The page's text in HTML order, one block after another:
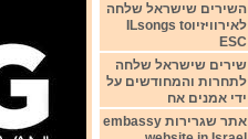
השירים שישראל שלחה
לאירוויזיוILsongs to
ESC
שירים שישראל שלחה
לתחרות והמחודשים על
ידי אמנים אח
אתר שגרירות embassy